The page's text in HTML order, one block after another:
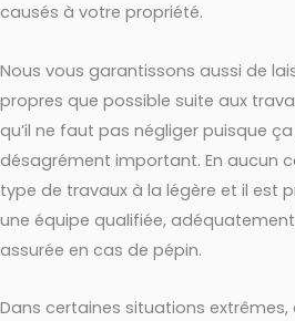
causés à votre propriété.
Nous vous garantissons aussi de
propres que possible suite aux
qu’il ne faut pas négliger puisque
désagrément important. En aucun
type de travaux à la légère et il est
une équipe qualifiée,
assurée en cas de pépin.
Dans certaines situations